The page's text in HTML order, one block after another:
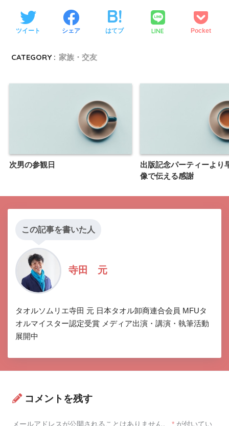
ツイート シェア はてブ LINE Pocket
CATEGORY : 家族・交友
次男の参観日
出版記念パーティーより
像で伝える感謝
この記事を書いた人
寺田 元
タオルソムリエ寺田 元 日本タオル卸商連合会員 MFUタ
オルマイスター認定受賞 メディア出演・講演・執筆活動
展開中
コメントを残す
メールアドレスが公開されることはありません。 * が付いてい